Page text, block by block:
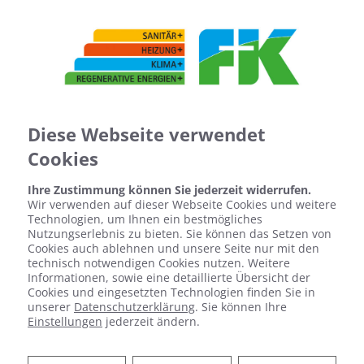
Startseite »Bad»Badinspiration & Musterbäder»Luxus-Bad 4,6
LUXUS-BAD 4,6 ㎡
Diese Webseite verwendet
Cookies
Ihre Zustimmung können Sie jederzeit widerrufen.
Wir verwenden auf dieser Webseite Cookies und weitere
Technologien, um Ihnen ein bestmögliches
Nutzungserlebnis zu bieten. Sie können das Setzen von
Cookies auch ablehnen und unsere Seite nur mit den
technisch notwendigen Cookies nutzen. Weitere
Informationen, sowie eine detaillierte Übersicht der
Cookies und eingesetzten Technologien finden Sie in
unserer Datenschutzerklärung. Sie können Ihre
Einstellungen jederzeit ändern.